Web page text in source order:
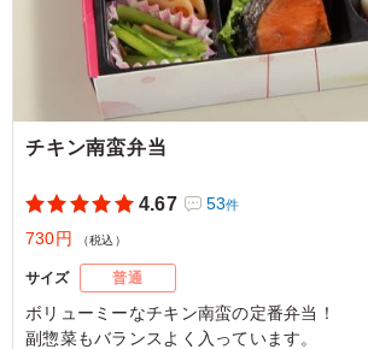
チキン南蛮弁当
4.67 53件
730円 （税込）
サイズ 普通
ボリューミーなチキン南蛮の定番弁当！
副惣菜もバランスよく入っています。